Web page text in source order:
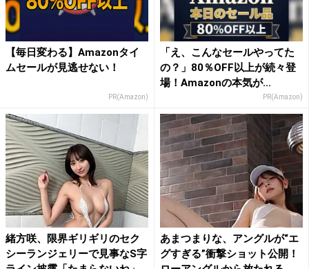
【毎日変わる】Amazonタイ
ムセールが見逃せない！
PR(Amazon)
「え、こんなセールやってた
の？」80％OFF以上が続々登
場！Amazonの本気が...
PR(Amazon)
緒方咲、限界ギリギリのセク
シーランジェリーで見事なS字
あまつまりな、アングルが“エ
グすぎる”衝撃ショット公開！